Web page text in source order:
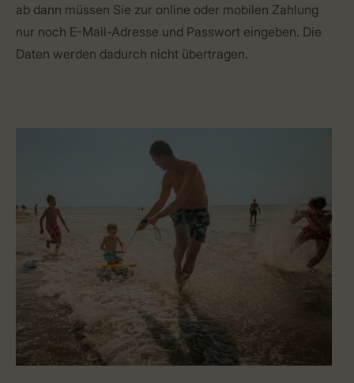
ab dann müssen Sie zur online oder mobilen Zahlung
nur noch E-Mail-Adresse und Passwort eingeben. Die
Daten werden dadurch nicht übertragen.